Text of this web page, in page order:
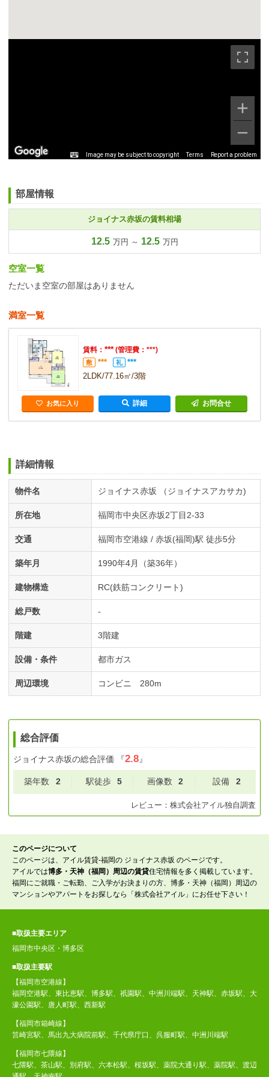
Image may be subject to copyright Terms Report a problem
部屋情報
ジョイナス赤坂の賃料相場
12.5 万円 ～ 12.5 万円
空室一覧
ただいま空室の部屋はありません
満室一覧
賃料： ***(管理費：***)
敷 *** 礼
***
2LDK/77.16㎡/3階
お気に入り 詳細 お問合せ
詳細情報
物件名 ジョイナス赤坂 （ジョイナスアカサカ)
所在地 福岡市中央区赤坂2丁目2-33
交通 福岡市空港線 / 赤坂(福岡)駅 徒歩5分
築年月 1990年4月（築36年）
建物構造 RC(鉄筋コンクリート)
総戸数 -
階建 3階建
設備・条件 都市ガス
周辺環境 コンビニ 280m
総合評価
ジョイナス赤坂の総合評価 『2.8』
築年数 2 駅徒歩 5 画像数 2 設備 2
レビュー： 株式会社アイル独自調査
このページについて
このページは、アイル賃貸-福岡の ジョイナス赤坂 のページです。
アイルでは博多・天神（福岡）周辺の賃貸住宅情報を多く掲載しています。
福岡にご就職・ご転勤、ご入学がお決まりの方、博多・天神（福岡）周辺の
マンションやアパートをお探しなら「株式会社アイル」にお任せ下さい！
■取扱主要エリア
福岡市中央区・博多区
■取扱主要駅
【福岡市空港線】
福岡空港駅、東比恵駅、博多駅、祇園駅、中洲川端駅、天神駅、赤坂駅、大
濠公園駅、唐人町駅、西新駅
【福岡市箱崎線】
筥崎宮駅、馬出九大病院前駅、千代県庁口、呉服町駅、中洲川端駅
【福岡市七隈線】
七隈駅、茶山駅、別府駅、六本松駅、桜坂駅、薬院大通り駅、薬院駅、渡辺